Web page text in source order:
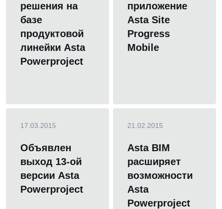
решения на
базе
продуктовой
линейки Asta
Powerproject
приложение
Asta Site
Progress
Mobile
17.03.2015
Объявлен
выход 13-ой
версии Asta
Powerproject
21.02.2015
Asta BIM
расширяет
возможности
Asta
Powerproject